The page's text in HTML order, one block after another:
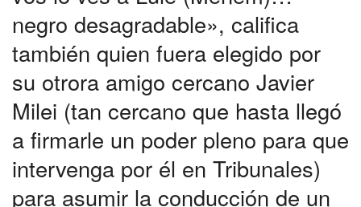
negro desagradable», califica
también quien fuera elegido por
su otrora amigo cercano Javier
Milei (tan cercano que hasta llegó
a firmarle un poder pleno para que
intervenga por él en Tribunales)
para asumir la conducción de un